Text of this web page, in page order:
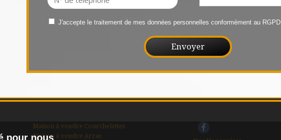
J'accepte le traitement de mes données personnelles conformément au RGPD.
Maison à vendre Courchelettes
Maison à vendre Arras
pour nous